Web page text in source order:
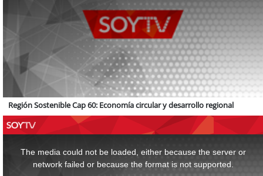
Región Sostenible Cap 60: Economía circular y desarrollo regional
The media could not be loaded, either because the server or
network failed or because the format is not supported.